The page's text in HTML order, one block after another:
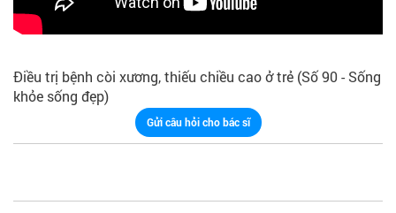
Điều trị bệnh còi xương, thiếu chiều cao ở trẻ (Số 90 - Sống
khỏe sống đẹp)
Gửi câu hỏi cho bác sĩ